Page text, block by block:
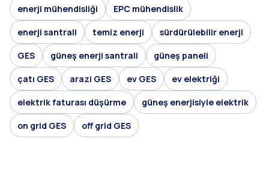
enerji mühendisliği EPC mühendislik
enerji santrali temiz enerji sürdürülebilir enerji
GES güneş enerji santrali güneş paneli
çatı GES arazi GES ev GES ev elektriği
elektrik faturası düşürme güneş enerjisiyle elektrik
on grid GES off grid GES